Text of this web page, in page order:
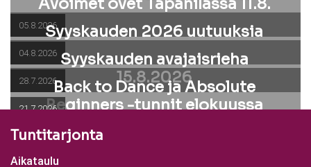
Avoimet ovet Tapanilassa 11.8.
05.8.2026Syyskauden 2026 uutuuksia
04.8.2026 Syyskauden avajaisrieha
15.8.2026
28.7.2026Back to Dance ja Absolute
Beginners -tunnit elokuussa
21.7.2026
Tuntitarjonta
Aikataulu